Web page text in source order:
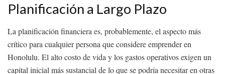
Planificación a Largo Plazo
La planificación financiera es, probablemente, el aspecto más
crítico para cualquier persona que considere emprender en
Honolulu. El alto costo de vida y los gastos operativos exigen un
capital inicial más sustancial de lo que se podría necesitar en otras